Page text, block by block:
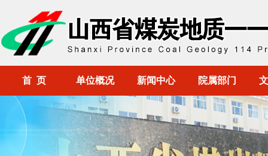
首 页 单位概况 新闻中心 院属部门